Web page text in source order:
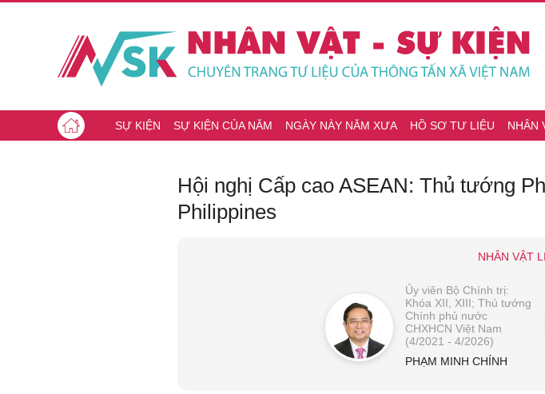
SỰ KIỆN SỰ KIỆN CỦA NĂM NGÀY NÀY NĂM XƯA HỒ SƠ TƯ LIỆU NHÂN
Hội nghị Cấp cao ASEAN: Thủ tướng
Philippines
NHÂN VẬT
Ủy viên Bộ Chính trị:
Khóa XII, XIII; Thủ tướng
Chính phủ nước
CHXHCN Việt Nam
(4/2021 - 4/2026)
PHẠM MINH CHÍNH